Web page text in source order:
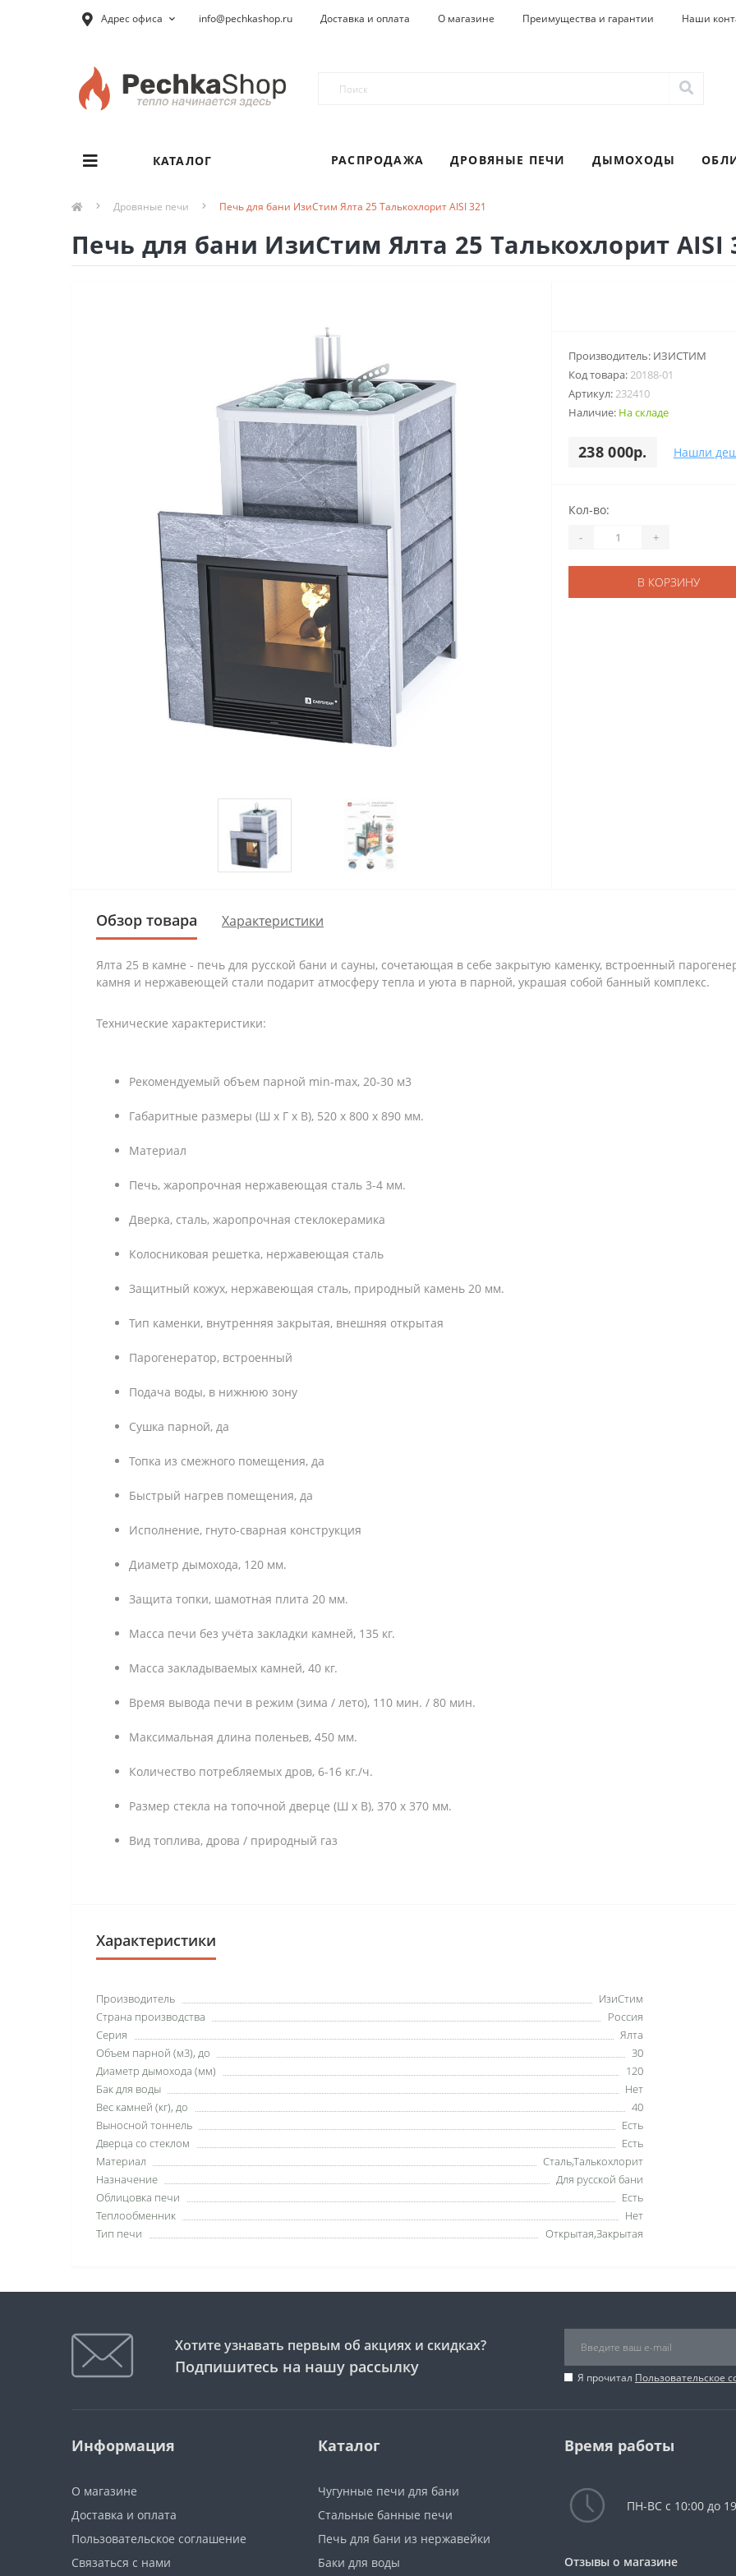
Адрес офиса info@pechkashop.ru Доставка и оплата О магазине Преимущества и гарантии Наши
КАТАЛОГ РАСПРОДАЖА ДРОВЯНЫЕ ПЕЧИ ДЫМОХОДЫ
Дровяные печи Печь для бани ИзиСтим Ялта 25 Талькохлорит AISI 321
Печь для бани ИзиСтим Ялта 25 Талькохлорит AISI
Производитель: ИЗИСТИМ
Код товара:20188-01
Артикул:232410
Наличие: На складе
238 000р. Нашли
Кол-во:
- +
В КОРЗИНУ
Обзор товара Характеристики
Ялта 25 в камне - печь для русской бани и сауны, сочетающая в себе закрытую каменку, встроенный
камня и нержавеющей стали подарит атмосферу тепла и уюта в парной, украшая собой банный комплекс.
Технические характеристики:
Рекомендуемый объем парной min-max, 20-30 м3
Габаритные размеры (Ш х Г х В), 520 х 800 х 890 мм.
Материал
Печь, жаропрочная нержавеющая сталь 3-4 мм.
Дверка, сталь, жаропрочная стеклокерамика
Колосниковая решетка, нержавеющая сталь
Защитный кожух, нержавеющая сталь, природный камень 20 мм.
Тип каменки, внутренняя закрытая, внешняя открытая
Парогенератор, встроенный
Подача воды, в нижнюю зону
Сушка парной, да
Топка из смежного помещения, да
Быстрый нагрев помещения, да
Исполнение, гнуто-сварная конструкция
Диаметр дымохода, 120 мм.
Защита топки, шамотная плита 20 мм.
Масса печи без учёта закладки камней, 135 кг.
Масса закладываемых камней, 40 кг.
Время вывода печи в режим (зима / лето), 110 мин. / 80 мин.
Максимальная длина поленьев, 450 мм.
Количество потребляемых дров, 6-16 кг./ч.
Размер стекла на топочной дверце (Ш х В), 370 х 370 мм.
Вид топлива, дрова / природный газ
Характеристики
Производитель
ИзиСтим
Страна производства
Россия
Серия
Ялта
Объем парной (м3), до
30
Диаметр дымохода (мм)
120
Бак для воды
Нет
Вес камней (кг), до
40
Выносной тоннель
Есть
Дверца со стеклом
Есть
Материал
Сталь,Талькохлорит
Назначение
Для русской бани
Облицовка печи
Есть
Теплообменник
Нет
Тип печи
Открытая,Закрытая
Хотите узнавать первым об акциях и скидках?
Подпишитесь на нашу рассылку
Я прочитал Пользовательское
Информация
О магазине
Доставка и оплата
Пользовательское соглашение
Связаться с нами
Каталог
Чугунные печи для бани
Стальные банные печи
Печь для бани из нержавейки
Баки для воды
Время работы
ПН-ВС с 10:00 до
Отзывы о магазине